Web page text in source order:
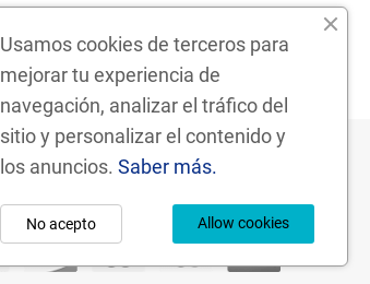
Usamos cookies de terceros para
mejorar tu experiencia de
navegación, analizar el tráfico del
sitio y personalizar el contenido y
los anuncios. Saber más.
Allow cookies
No acepto